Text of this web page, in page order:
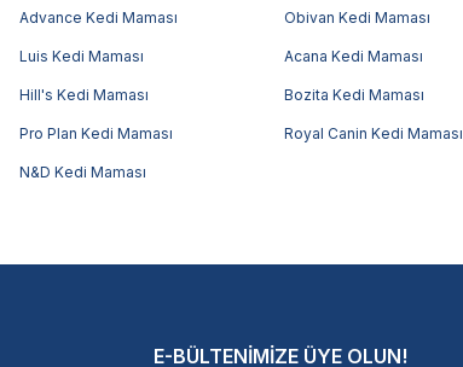
Advance Kedi Maması Obivan Kedi Maması
Luis Kedi Maması Acana Kedi Maması
Hill's Kedi Maması Bozita Kedi Maması
Pro Plan Kedi Maması Royal Canin Kedi Maması
N&D Kedi Maması
E-BÜLTENİMİZE ÜYE OLUN!